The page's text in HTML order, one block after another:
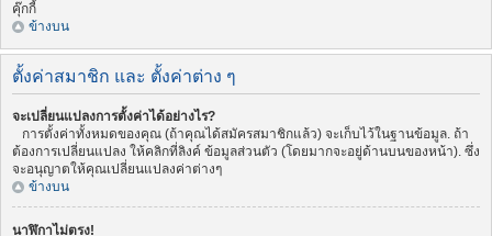
คุ๊กกี้
ข้างบน
ตั้งค่าสมาชิก และ ตั้งค่าต่าง ๆ
จะเปลี่ยนแปลงการตั้งค่าได้อย่างไร?
การตั้งค่าทั้งหมดของคุณ (ถ้าคุณได้สมัครสมาชิกแล้ว) จะเก็บไว้ในฐานข้อมูล. ถ้า
ต้องการเปลี่ยนแปลง ให้คลิกที่ลิงค์ ข้อมูลส่วนตัว (โดยมากจะอยู่ด้านบนของหน้า). ซึ่ง
จะอนุญาตให้คุณเปลี่ยนแปลงค่าต่างๆ
ข้างบน
นาฬิกาไม่ตรง!